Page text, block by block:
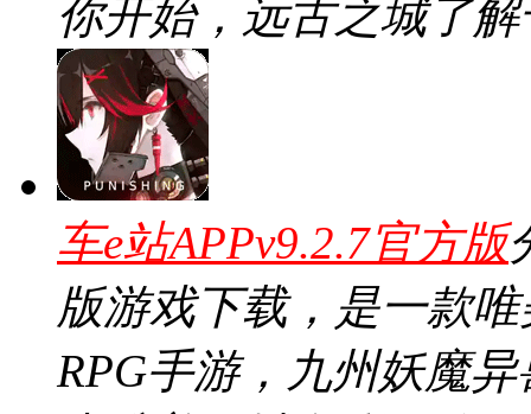
你开始，远古之城了
车e站APPv9.2.7官方版
版游戏下载，是一款
RPG手游，九州妖魔